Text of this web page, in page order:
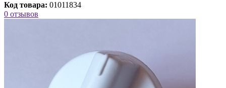
Код товара: 01011834
0 отзывов